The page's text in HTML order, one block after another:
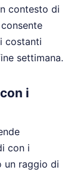
contesto di
costanti
settimana.
i
con i
un raggio di